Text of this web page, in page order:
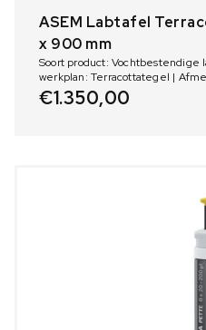
ASEM Labtafel
x 900 mm
Soort product: Vochtbestendige
werkplan: Terracottategel |
€1.350,00